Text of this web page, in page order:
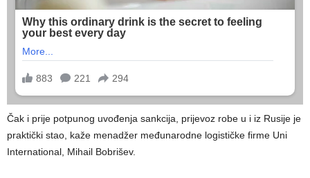
Čak i prije potpunog uvođenja sankcija, prijevoz robe u i iz Rusije je
praktički stao, kaže menadžer međunarodne logističke firme Uni
International, Mihail Bobrišev.